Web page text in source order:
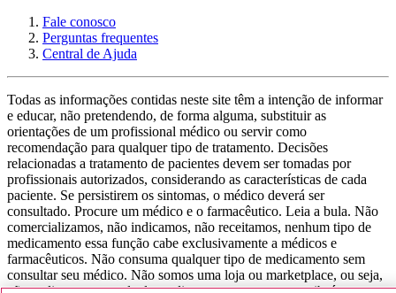
Fale conosco
Perguntas frequentes
Central de Ajuda
Todas as informações contidas neste site têm a intenção de informar
e educar, não pretendendo, de forma alguma, substituir as
orientações de um profissional médico ou servir como
recomendação para qualquer tipo de tratamento. Decisões
relacionadas a tratamento de pacientes devem ser tomadas por
profissionais autorizados, considerando as características de cada
paciente. Se persistirem os sintomas, o médico deverá ser
consultado. Procure um médico e o farmacêutico. Leia a bula. Não
comercializamos, não indicamos, não receitamos, nenhum tipo de
medicamento essa função cabe exclusivamente a médicos e
farmacêuticos. Não consuma qualquer tipo de medicamento sem
consultar seu médico. Não somos uma loja ou marketplace, ou seja,